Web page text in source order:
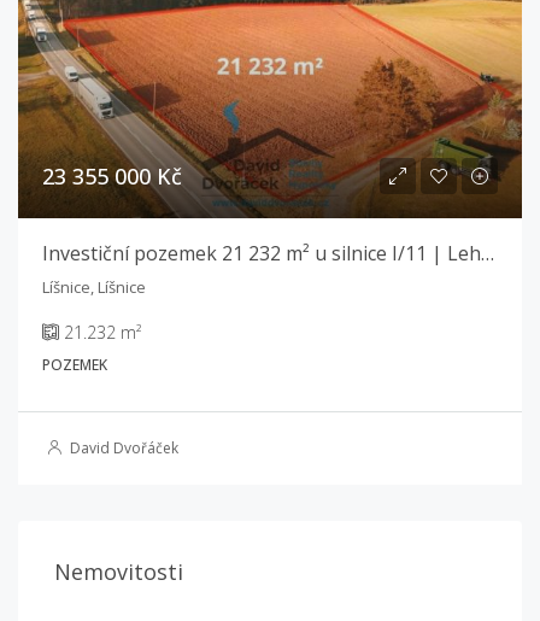
23 355 000 Kč
Investiční pozemek 21 232 m² u silnice I/11 | Lehká výroba a sklady | Líšnice
Líšnice, Líšnice
21.232 m²
POZEMEK
David Dvořáček
Nemovitosti